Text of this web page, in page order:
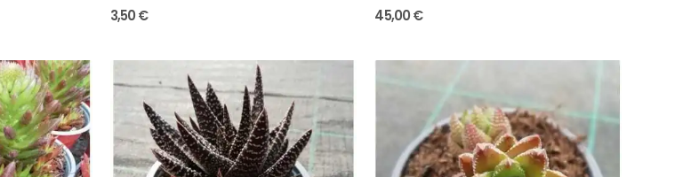
3,50 € 45,00 €